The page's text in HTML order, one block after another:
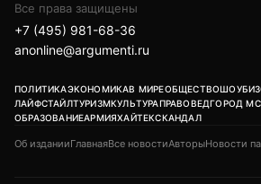
Все права защищены
+7 (495) 981-68-36
anonline@argumenti.ru
ПОЛИТИКАЭКОНОМИКАВ МИРЕОБЩЕСТВОШОУБИЗ
ЛАЙФСТАЙЛТУРИЗМКУЛЬТУРАПРАВОВЕДГОРОД М
ОБРАЗОВАНИЕАРМИЯХАЙТЕКСКАНДАЛ
Об изданииГлавнаяВсе новостиАвторыНовости